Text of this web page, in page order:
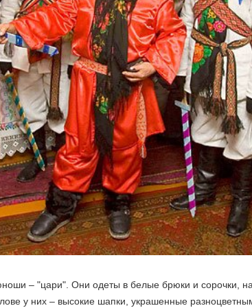
– "цари". Они одеты в белые брюки и сорочки, на
у них – высокие шапки, украшенные